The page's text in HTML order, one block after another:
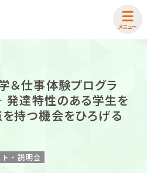
＆仕事体験プログラ
発達特性のある学生を
持つ機会をひろげる
・説明会